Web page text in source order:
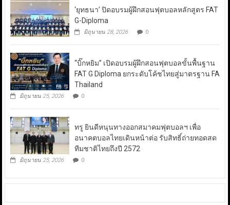
‘ยุทธนา’ ปิดอบรมผู้ฝึกสอนฟุตบอลหลักสูตร FAT
G-Diploma
มิถุนายน 28, 2026 0
“บิ๊กหยิม” เปิดอบรมผู้ฝึกสอนฟุตบอลขั้นพื้นฐาน
FAT G Diploma ยกระดับโค้ชไทยสู่มาตรฐาน FA
Thailand
มิถุนายน 25, 2026 0
ทรู ยินดีหนุนทางออกสมาคมฟุตบอลฯ เพื่อ
อนาคตบอลไทยเดินหน้าต่อ รับสิทธิ์ถ่ายทอดสด
ทีมชาติไทยถึงปี 2572
มิถุนายน 25, 2026 0